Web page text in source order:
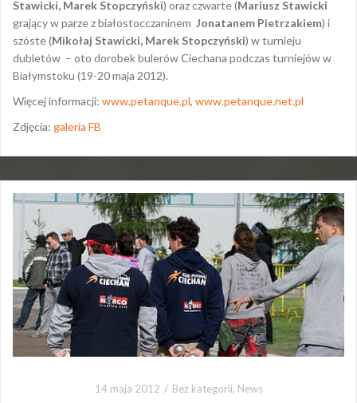
Stawicki, Marek Stopczyński) oraz czwarte (Mariusz Stawicki
grający w parze z białostocczaninem Jonatanem Pietrzakiem) i
szóste (Mikołaj Stawicki, Marek Stopczyński) w turnieju
dubletów – oto dorobek bulerów Ciechana podczas turniejów w
Białymstoku (19-20 maja 2012).
Więcej informacji: www.petanque.pl, www.petanque.net.pl
Zdjęcia: galeria FB
14 maja 2012 Bez kategorii, News